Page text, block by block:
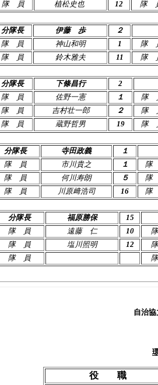
隊 員
植松史也 12 隊
分隊長 伊藤 歩
２
隊 員
神山和明 1
隊
隊 員
鈴木雅夫 11 隊
分隊長 下條昌行
2
隊 員
佐野一憲 １
隊
隊 員
吉村壮一郎 ２
隊
隊 員
蔵野哲男 19 隊
分隊長 寺田政義
１
隊 員
市川貴之 １
隊
隊 員
何川寿朗 ５
隊
隊 員
川原﨑浩司 16 隊
分隊長 福原勝保
15
隊 員
遠藤 仁 10
隊 員
塩川照明 12
隊 員
自治
役 職